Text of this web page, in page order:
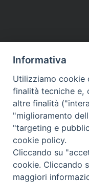
DIOCESI
Contatti:Tel.:
E-mail:
Orari: dal
Lunedì,
Informativa
Utilizziamo cookie
finalità tecniche e,
altre finalità
"miglioramento
"targeting e
cookie policy.
Cliccando su
cookie. Cliccando
maggiori